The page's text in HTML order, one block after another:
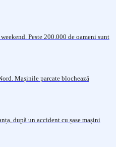
Peste 200.000 de oameni sunt
Mașinile parcate blochează
după un accident cu șase mașini